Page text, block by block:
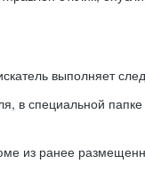
выполняет
в специальной папке
из ранее